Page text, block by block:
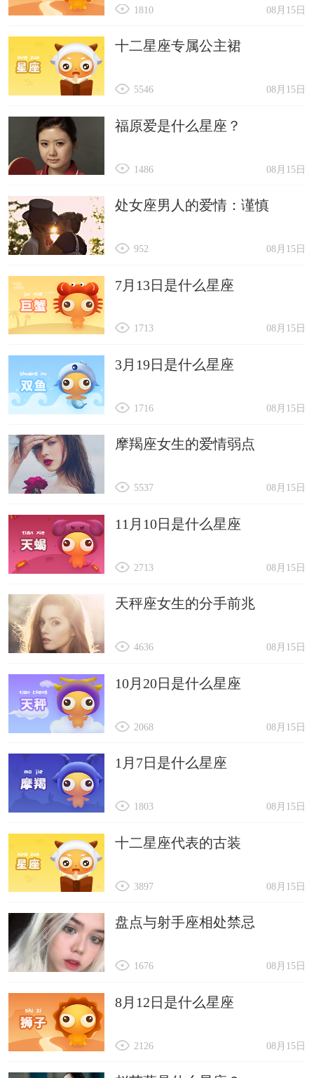
08月15日
1810
十二星座专属公主裙
08月15日
5546
福原爱是什么星座？
08月15日
1486
处女座男人的爱情：谨慎
08月15日
952
7月13日是什么星座
08月15日
1713
3月19日是什么星座
08月15日
1716
摩羯座女生的爱情弱点
08月15日
5537
11月10日是什么星座
08月15日
2713
天秤座女生的分手前兆
08月15日
4636
10月20日是什么星座
08月15日
2068
1月7日是什么星座
08月15日
1803
十二星座代表的古装
08月15日
3897
盘点与射手座相处禁忌
08月15日
1676
8月12日是什么星座
08月15日
2126